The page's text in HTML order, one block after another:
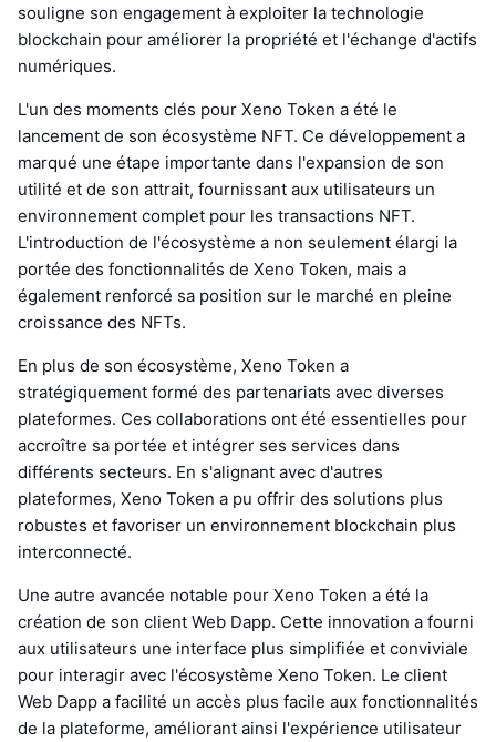
souligne son engagement à exploiter la technologie
blockchain pour améliorer la propriété et l'échange d'actifs
numériques.
L'un des moments clés pour Xeno Token a été le
lancement de son écosystème NFT. Ce développement a
marqué une étape importante dans l'expansion de son
utilité et de son attrait, fournissant aux utilisateurs un
environnement complet pour les transactions NFT.
L'introduction de l'écosystème a non seulement élargi la
portée des fonctionnalités de Xeno Token, mais a
également renforcé sa position sur le marché en pleine
croissance des NFTs.
En plus de son écosystème, Xeno Token a
stratégiquement formé des partenariats avec diverses
plateformes. Ces collaborations ont été essentielles pour
accroître sa portée et intégrer ses services dans
différents secteurs. En s'alignant avec d'autres
plateformes, Xeno Token a pu offrir des solutions plus
robustes et favoriser un environnement blockchain plus
interconnecté.
Une autre avancée notable pour Xeno Token a été la
création de son client Web Dapp. Cette innovation a fourni
aux utilisateurs une interface plus simplifiée et conviviale
pour interagir avec l'écosystème Xeno Token. Le client
Web Dapp a facilité un accès plus facile aux fonctionnalités
de la plateforme, améliorant ainsi l'expérience utilisateur